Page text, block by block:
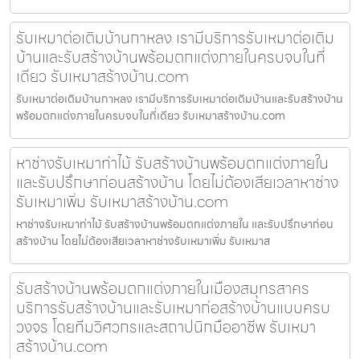
รับเหมาต่อเติมบ้านกาหลง เรามีบริการรับเหมาต่อเติม
บ้านและรับสร้างบ้านพร้อมตกแต่งภายในครบจบในที่
เดียว รับเหมาสร้างบ้าน.com
รับเหมาต่อเติมบ้านกาหลง เรามีบริการรับเหมาต่อเติมบ้านและรับสร้างบ้าน
พร้อมตกแต่งภายในครบจบในที่เดียว รับเหมาสร้างบ้าน.com
หาช่างรับเหมาท่าไม้ รับสร้างบ้านพร้อมตกแต่งภายใน
และรับปรึกษาก่อนสร้างบ้าน โดยไม่ต้องเสียเวลาหาช่าง
รับเหมาเพิ่ม รับเหมาสร้างบ้าน.com
หาช่างรับเหมาท่าไม้ รับสร้างบ้านพร้อมตกแต่งภายใน และรับปรึกษาก่อน
สร้างบ้าน โดยไม่ต้องเสียเวลาหาช่างรับเหมาเพิ่ม รับเหมาส
รับสร้างบ้านพร้อมตกแต่งภายในเมืองสมุทรสาคร
บริการรับสร้างบ้านและรับเหมาก่อสร้างบ้านแบบครบ
วงจร โดยทีมวิศวกรและสถาปนิกมืออาชีพ รับเหมา
สร้างบ้าน.com